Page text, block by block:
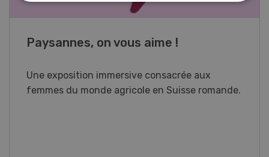
Cours spécialisé Aquaculture
Vous élevez des poissons ou songez à le faire?
Ce cours vous équipe du savoir nécessaire. Si